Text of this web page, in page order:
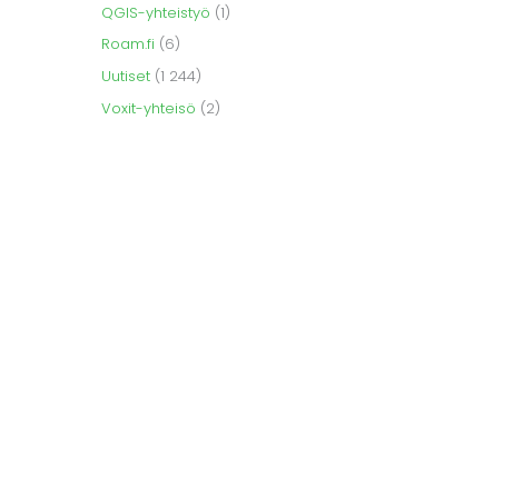
QGIS-yhteistyö (1)
Roam.fi (6)
Uutiset (1 244)
Voxit-yhteisö (2)